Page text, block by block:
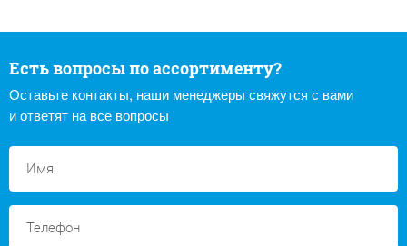
Есть вопросы по ассортименту?
Оставьте контакты, наши менеджеры свяжутся с вами
и ответят на все вопросы